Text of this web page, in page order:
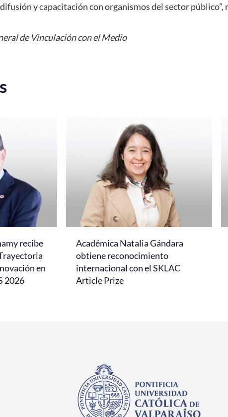
y capacitación con organismos del sector público”,
de Vinculación con el Medio
recibe
en
2026
Académica Natalia Gándara
obtiene reconocimiento
internacional con el SKLAC
Article Prize